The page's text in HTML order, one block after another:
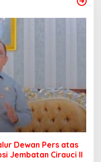
Dewan Pers atas
Jembatan Cirauci II